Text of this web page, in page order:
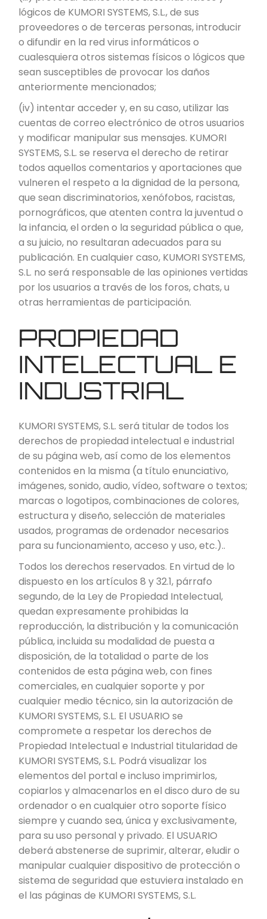
lógicos de KUMORI SYSTEMS, S.L., de sus
proveedores o de terceras personas, introducir
o difundir en la red virus informáticos o
cualesquiera otros sistemas físicos o lógicos que
sean susceptibles de provocar los daños
anteriormente mencionados;
(iv) intentar acceder y, en su caso, utilizar las
cuentas de correo electrónico de otros usuarios
y modificar manipular sus mensajes. KUMORI
SYSTEMS, S.L. se reserva el derecho de retirar
todos aquellos comentarios y aportaciones que
vulneren el respeto a la dignidad de la persona,
que sean discriminatorios, xenófobos, racistas,
pornográficos, que atenten contra la juventud o
la infancia, el orden o la seguridad pública o que,
a su juicio, no resultaran adecuados para su
publicación. En cualquier caso, KUMORI SYSTEMS,
S.L. no será responsable de las opiniones vertidas
por los usuarios a través de los foros, chats, u
otras herramientas de participación.
PROPIEDAD
INTELECTUAL E
INDUSTRIAL
KUMORI SYSTEMS, S.L. será titular de todos los
derechos de propiedad intelectual e industrial
de su página web, así como de los elementos
contenidos en la misma (a título enunciativo,
imágenes, sonido, audio, vídeo, software o textos;
marcas o logotipos, combinaciones de colores,
estructura y diseño, selección de materiales
usados, programas de ordenador necesarios
para su funcionamiento, acceso y uso, etc.)..
Todos los derechos reservados. En virtud de lo
dispuesto en los artículos 8 y 32.1, párrafo
segundo, de la Ley de Propiedad Intelectual,
quedan expresamente prohibidas la
reproducción, la distribución y la comunicación
pública, incluida su modalidad de puesta a
disposición, de la totalidad o parte de los
contenidos de esta página web, con fines
comerciales, en cualquier soporte y por
cualquier medio técnico, sin la autorización de
KUMORI SYSTEMS, S.L. El USUARIO se
compromete a respetar los derechos de
Propiedad Intelectual e Industrial titularidad de
KUMORI SYSTEMS, S.L. Podrá visualizar los
elementos del portal e incluso imprimirlos,
copiarlos y almacenarlos en el disco duro de su
ordenador o en cualquier otro soporte físico
siempre y cuando sea, única y exclusivamente,
para su uso personal y privado. El USUARIO
deberá abstenerse de suprimir, alterar, eludir o
manipular cualquier dispositivo de protección o
sistema de seguridad que estuviera instalado en
el las páginas de KUMORI SYSTEMS, S.L.